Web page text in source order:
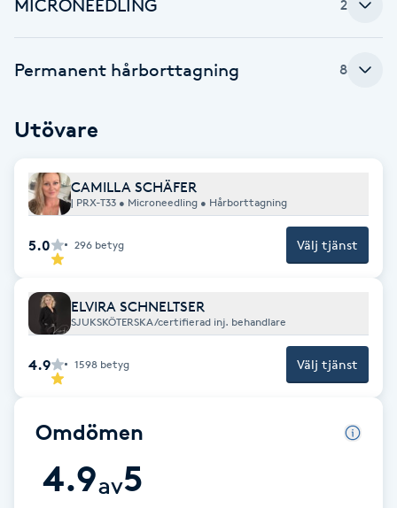
C
Celluliter
Color correction
Cryoterapi
Damklippning
Dermapen
Diamantslipning
MICRONEEDLING 2
Permanent hårborttagning 8
Utövare
CAMILLA SCHÄFER
| PRX-T33 • Microneedling • Hårborttagning
5.0 296 betyg Välj tjänst
ELVIRA SCHNELTSER
SJUKSKÖTERSKA/certifierad inj. behandlare
4.9 1598 betyg Välj tjänst
Omdömen
4.9av5